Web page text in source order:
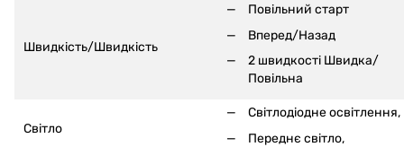
Швидкість/Швидкість
Повільний старт
Вперед/Назад
2 швидкості Швидка/
Повільна
Світло
Світлодіодне освітлення,
Переднє світло,